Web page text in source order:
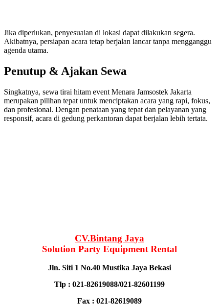
Jika diperlukan, penyesuaian di lokasi dapat dilakukan segera.
Akibatnya, persiapan acara tetap berjalan lancar tanpa mengganggu
agenda utama.
Penutup & Ajakan Sewa
Singkatnya, sewa tirai hitam event Menara Jamsostek Jakarta
merupakan pilihan tepat untuk menciptakan acara yang rapi, fokus,
dan profesional. Dengan penataan yang tepat dan pelayanan yang
responsif, acara di gedung perkantoran dapat berjalan lebih tertata.
CV.Bintang Jaya
Solution Party Equipment Rental
Jln. Siti 1 No.40 Mustika Jaya Bekasi
Tlp : 021-82619088/021-82601199
Fax : 021-82619089